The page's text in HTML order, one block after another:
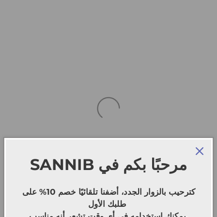
SANNIB
كترحيب بالزوار الجدد، أضفنا تلقائيًا خصم 10% على